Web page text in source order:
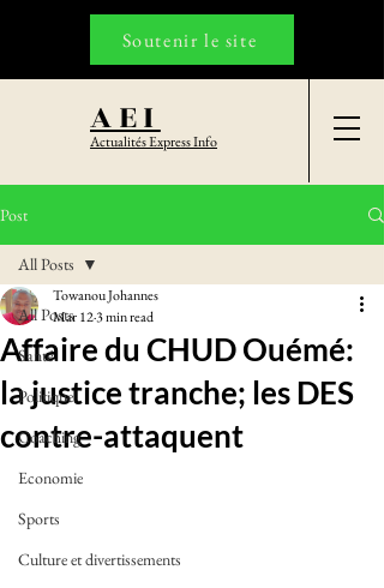
AEI
Actualités Express Info
Soutenir le site
Post
All Posts
Santé
Politique
Coaching
Economie
Sports
Culture et divertissements
All Posts
Affaire du CHUD Ouémé:
la justice tranche; les DES
contre-attaquent
Towanou Johannes
Mar 123 min read